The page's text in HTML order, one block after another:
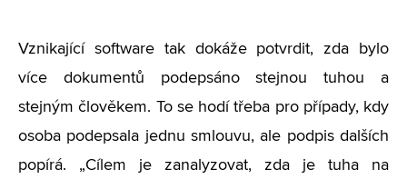
Vznikající software tak dokáže potvrdit, zda bylo
více dokumentů podepsáno stejnou tuhou a
stejným člověkem. To se hodí třeba pro případy, kdy
osoba podepsala jednu smlouvu, ale podpis dalších
popírá. „Cílem je zanalyzovat, zda je tuha na